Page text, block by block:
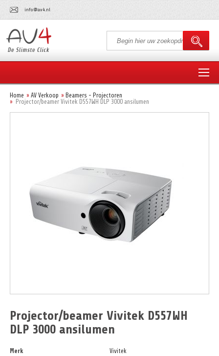
info@av4.nl
Home AV Verkoop
Beamers - Projectoren
Projector/beamer Vivitek D557WH DLP 3000 ansilumen
Projector/beamer Vivitek D557WH
DLP 3000 ansilumen
Merk
Vivitek